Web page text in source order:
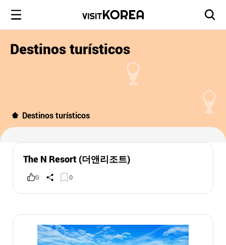
Destinos turísticos
Destinos turísticos
The N Resort (더앤리조트)
0 0